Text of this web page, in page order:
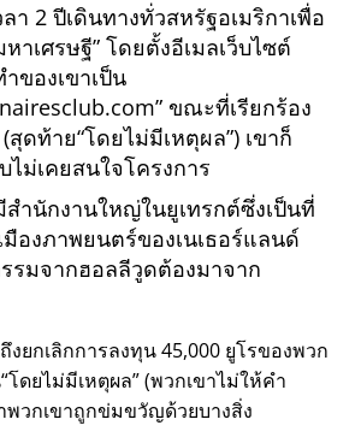
า 2 ปีเดินทางทั่วสหรัฐอเมริกาเพื่อ
าเศรษฐี โดยตั้งอีเมลเว็บไซต์
ของเขาเป็น
ขณะที่เรียกร้อง
สุดท้าย โดยไม่มีเหตุผล ) เขาก็
ไม่เคยสนใจโครงการ
ำนักงานใหญ่ในยูเทรกต์ซึ่งเป็นที่
มืองภาพยนตร์ของเนเธอร์แลนด์
รมจากฮอลลีวูดต้องมาจาก
งยกเลิกการลงทุน 45,000 ยูโรของพวก
โดยไม่มีเหตุผล (พวกเขาไม่ให้คำ
พวกเขาถูกข่มขวัญด้วยบางสิ่ง